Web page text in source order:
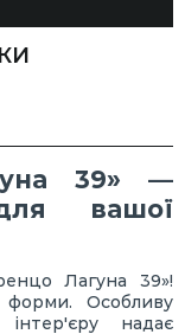
39» —
вашої
Лагуна 39»!
форми. Особливу
надає